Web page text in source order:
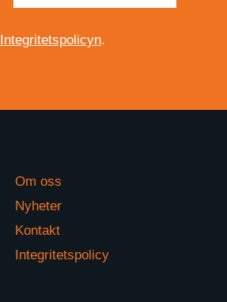
Integritetspolicyn.
Om oss
Nyheter
Kontakt
Integritetspolicy